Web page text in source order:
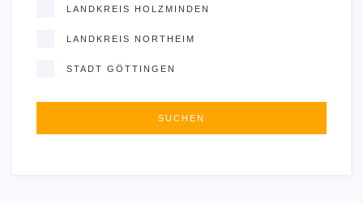
LANDKREIS HOLZMINDEN
LANDKREIS NORTHEIM
STADT GÖTTINGEN